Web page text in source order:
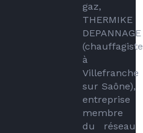
gaz,
THERMIKE
DEPANNAGE
(chauffagiste
à
Villefranche
sur Saône),
entreprise
membre
du réseau